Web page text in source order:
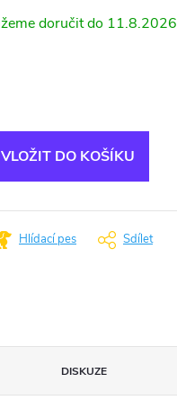
11.8.2026
VLOŽIT DO KOŠÍKU
Hlídací pes Sdílet
DISKUZE